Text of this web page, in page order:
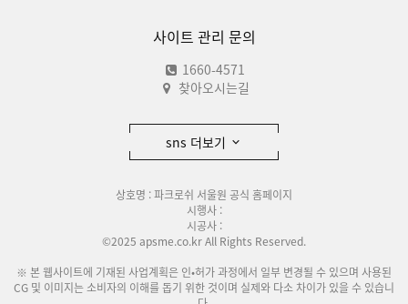
사이트 관리 문의
1660-4571
찾아오시는길
sns 더보기
상호명 : 파크로쉬 서울원 공식 홈페이지
시행사 :
시공사 :
©2025 apsme.co.kr All Rights Reserved.
※ 본 웹사이트에 기재된 사업계획은 인•허가 과정에서 일부 변경될 수 있으며 사용된
CG 및 이미지는 소비자의 이해를 돕기 위한 것이며 실제와 다소 차이가 있을 수 있습니